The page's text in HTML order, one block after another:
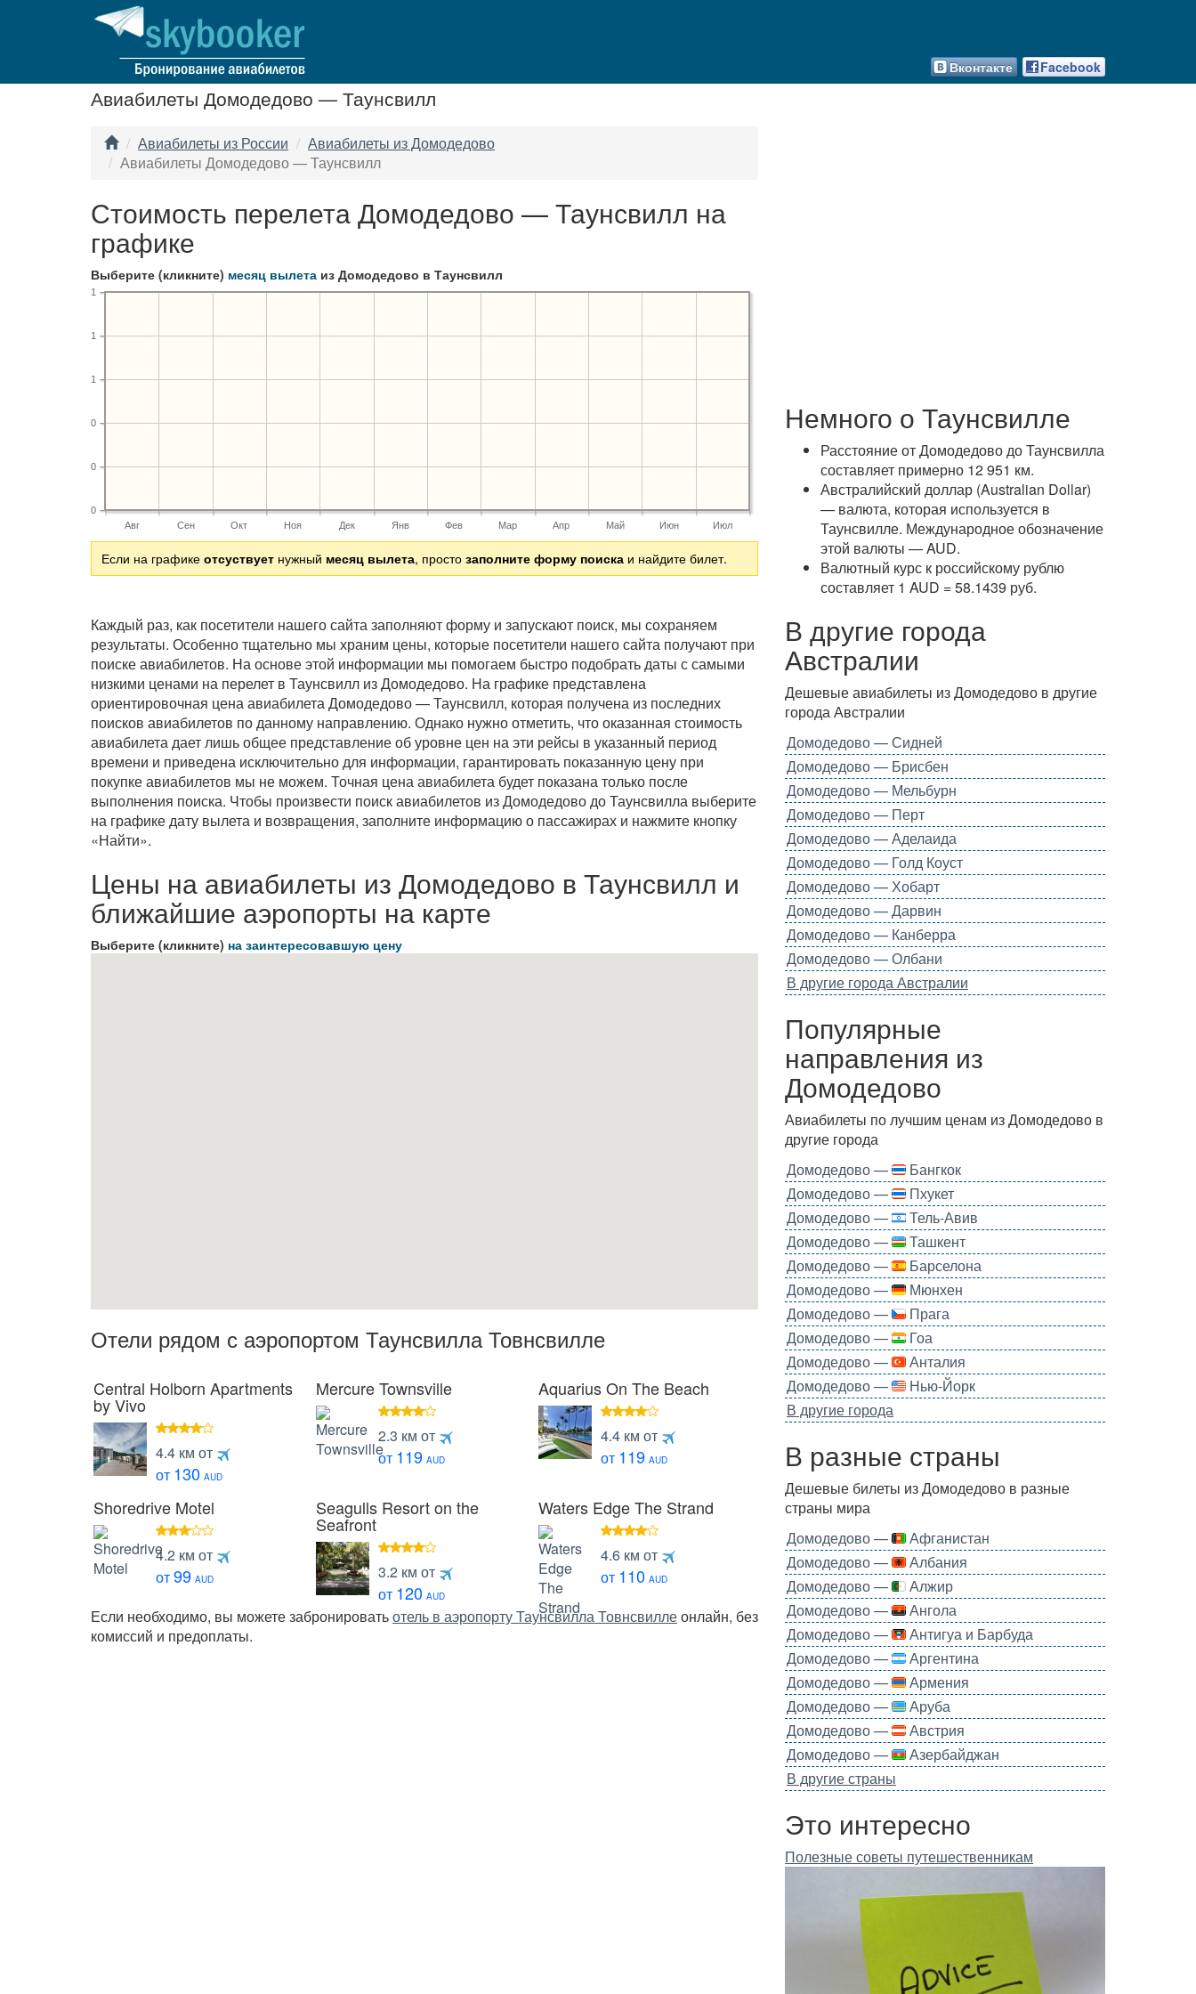
Facebook
Вконтакте
Авиабилеты Домодедово — Таунсвилл
Авиабилеты из России
Авиабилеты из Домодедово
Авиабилеты Домодедово — Таунсвилл
Стоимость перелета Домодедово — Таунсвилл на
графике
Выберите (кликните) месяц вылета из Домодедово в Таунсвилл
Авг Сен Окт Ноя Дек Янв Фев Мар Апр Май Июн Июл
0
0
0
1
1
1
Если на графикеотсуствует нужный месяц вылета, простозаполните форму поиска и найдите билет.
Каждый раз, как посетители нашего сайта заполняют форму и запускают поиск, мы сохраняем
результаты. Особенно тщательно мы храним цены, которые посетители нашего сайта получают при
поиске авиабилетов. На основе этой информации мы помогаем быстро подобрать даты с самыми
низкими ценами на перелет в Таунсвилл из Домодедово. На графике представлена
ориентировочная цена авиабилета Домодедово — Таунсвилл, которая получена из последних
поисков авиабилетов по данному направлению. Однако нужно отметить, что оказанная стоимость
авиабилета дает лишь общее представление об уровне цен на эти рейсы в указанный период
времени и приведена исключительно для информации, гарантировать показанную цену при
покупке авиабилетов мы не можем. Точная цена авиабилета будет показана только после
выполнения поиска. Чтобы произвести поиск авиабилетов из Домодедово до Таунсвилла выберите
на графике дату вылета и возвращения, заполните информацию о пассажирах и нажмите кнопку
«Найти».
Цены на авиабилеты из Домодедово в Таунсвилл и
ближайшие аэропорты на карте
Выберите (кликните) на заинтересовавшую цену
Отели рядом с аэропортом Таунсвилла Товнсвилле
Central Holborn Apartments
by Vivo
4
звезды
4.4 км от
от 130 AUD
Mercure Townsville
4
звезды
2.3 км от
от 119 AUD
Aquarius On The Beach
4
звезды
4.4 км от
от 119 AUD
Shoredrive Motel
3
звезды
4.2 км от
от99 AUD
Seagulls Resort on the
Seafront
4
звезды
3.2 км от
от 120 AUD
Waters Edge The Strand
4
звезды
4.6 км от
от 110 AUD
Если необходимо, вы можете забронироватьотель в аэропорту Таунсвилла Товнсвиллеонлайн, без
комиссий и предоплаты.
Немного о Таунсвилле
Расстояние от Домодедово до Таунсвилла
составляет примерно 12 951 км.
Австралийский доллар (Australian Dollar)
— валюта, которая используется в
Таунсвилле. Международное обозначение
этой валюты — AUD.
Валютный курс к российскому рублю
составляет 1 AUD = 58.1439 руб.
В другие города
Австралии
Дешевые авиабилеты из Домодедово в другие
города Австралии
Домодедово — Сидней
Домодедово — Брисбен
Домодедово — Мельбурн
Домодедово — Перт
Домодедово — Аделаида
Домодедово — Голд Коуст
Домодедово — Хобарт
Домодедово — Дарвин
Домодедово — Канберра
Домодедово — Олбани
В другие города Австралии
Популярные
направления из
Домодедово
Авиабилеты по лучшим ценам из Домодедово в
другие города
Домодедово —
Бангкок
Домодедово —
Пхукет
Домодедово —
Тель-Авив
Домодедово —
Ташкент
Домодедово —
Барселона
Домодедово —
Мюнхен
Домодедово —
Прага
Домодедово —
Гоа
Домодедово —
Анталия
Домодедово —
Нью-Йорк
В другие города
В разные страны
Дешевые билеты из Домодедово в разные
страны мира
Домодедово —
Афганистан
Домодедово —
Албания
Домодедово —
Алжир
Домодедово —
Ангола
Домодедово —
Антигуа и Барбуда
Домодедово —
Аргентина
Домодедово —
Армения
Домодедово —
Аруба
Домодедово —
Австрия
Домодедово —
Азербайджан
В другие страны
Это интересно
Полезные советы путешественникам